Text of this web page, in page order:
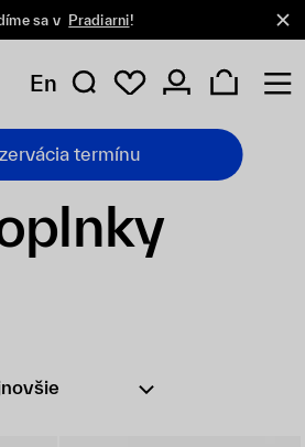
sa v Pradiarni!
En
termínu